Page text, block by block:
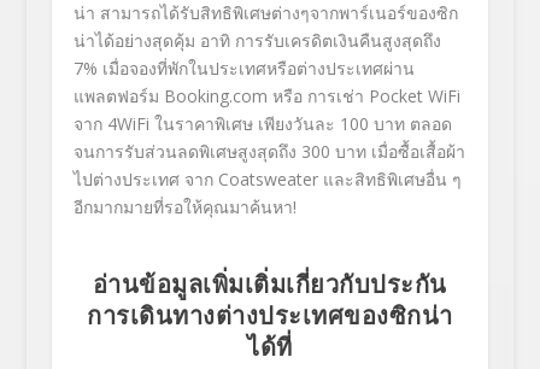
น่า สามารถได้รับสิทธิพิเศษต่างๆจากพาร์เนอร์ของซิก
น่าได้อย่างสุดคุ้ม อาทิ การรับเครดิตเงินคืนสูงสุดถึง
7% เมื่อจองที่พักในประเทศหรือต่างประเทศผ่าน
แพลตฟอร์ม Booking.com หรือ การเช่า Pocket WiFi
จาก 4WiFi ในราคาพิเศษ เพียงวันละ 100 บาท ตลอด
จนการรับส่วนลดพิเศษสูงสุดถึง 300 บาท เมื่อซื้อเสื้อผ้า
ไปต่างประเทศ จาก Coatsweater และสิทธิพิเศษอื่น ๆ
อีกมากมายที่รอให้คุณมาค้นหา!
อ่านข้อมูลเพิ่มเติ่มเกี่ยวกับประกัน
การเดินทางต่างประเทศของซิกน่า
ได้ที่